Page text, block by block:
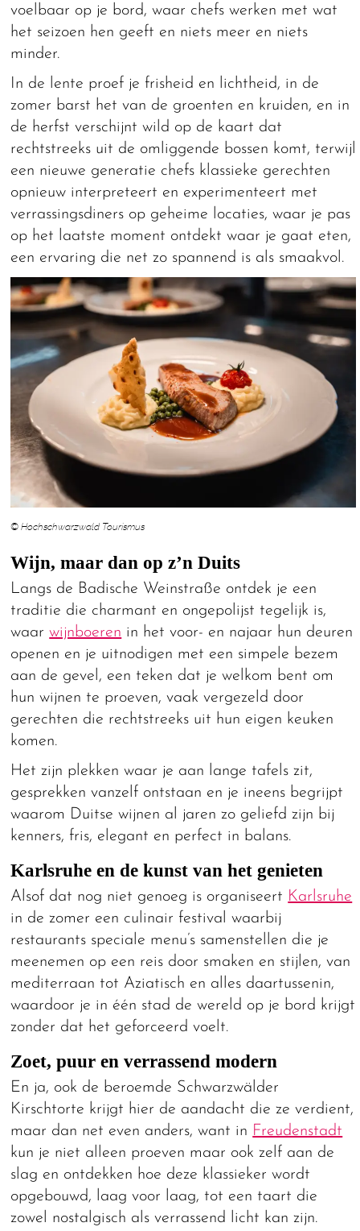
voelbaar op je bord, waar chefs werken met wat
het seizoen hen geeft en niets meer en niets
minder.
In de lente proef je frisheid en lichtheid, in de
zomer barst het van de groenten en kruiden, en in
de herfst verschijnt wild op de kaart dat
rechtstreeks uit de omliggende bossen komt, terwijl
een nieuwe generatie chefs klassieke gerechten
opnieuw interpreteert en experimenteert met
verrassingsdiners op geheime locaties, waar je pas
op het laatste moment ontdekt waar je gaat eten,
een ervaring die net zo spannend is als smaakvol.
© Hochschwarzwald Tourismus
Wijn, maar dan op z’n Duits
Langs de Badische Weinstraße ontdek je een
traditie die charmant en ongepolijst tegelijk is,
waarwijnboeren in het voor- en najaar hun deuren
openen en je uitnodigen met een simpele bezem
aan de gevel, een teken dat je welkom bent om
hun wijnen te proeven, vaak vergezeld door
gerechten die rechtstreeks uit hun eigen keuken
komen.
Het zijn plekken waar je aan lange tafels zit,
gesprekken vanzelf ontstaan en je ineens begrijpt
waarom Duitse wijnen al jaren zo geliefd zijn bij
kenners, fris, elegant en perfect in balans.
Karlsruhe en de kunst van het genieten
Alsof dat nog niet genoeg is organiseert Karlsruhe
in de zomer een culinair festival waarbij
restaurants speciale menu’s samenstellen die je
meenemen op een reis door smaken en stijlen, van
mediterraan tot Aziatisch en alles daartussenin,
waardoor je in één stad de wereld op je bord krijgt
zonder dat het geforceerd voelt.
Zoet, puur en verrassend modern
En ja, ook de beroemde Schwarzwälder
Kirschtorte krijgt hier de aandacht die ze verdient,
maar dan net even anders, want in Freudenstadt
kun je niet alleen proeven maar ook zelf aan de
slag en ontdekken hoe deze klassieker wordt
opgebouwd, laag voor laag, tot een taart die
zowel nostalgisch als verrassend licht kan zijn.